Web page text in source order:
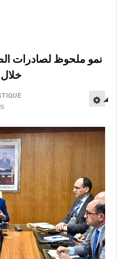
نمو ملحوظ لصادرات
خلال 2025 وبرنامج طموح لسنة 2026